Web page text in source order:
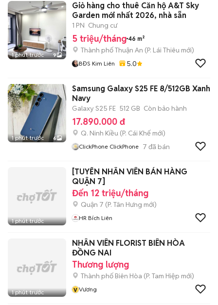
1 phút trước 9
Giỏ hàng cho thuê Căn hộ A&T Sky
Garden mới nhất 2026, nhà sẵn
1 PN Chung cư
5 triệu/tháng 46 m²
Thành phố Thuận An (P. Lái Thiêu mới)
BĐS Kim Liên 5.0
1 phút trước 6
Samsung Galaxy S25 FE 8/512GB Xanh
Navy
Galaxy S25 FE 512 GB Còn bảo hành
17.890.000 đ
Q. Ninh Kiều (P. Cái Khế mới)
ClickPhone ClickPhone 7 đã bán
1 phút trước
[TUYỂN NHÂN VIÊN BÁN HÀNG
QUẬN 7]
Đến 12 triệu/tháng
Quận 7 (P. Tân Hưng mới)
HR Bích Liên
1 phút trước
NHÂN VIÊN FLORIST BIÊN HÒA
ĐỒNG NAI
Thương lượng
Thành phố Biên Hòa (P. Tam Hiệp mới)
v Vương